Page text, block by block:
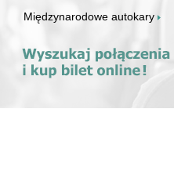
Międzynarodowe autokary